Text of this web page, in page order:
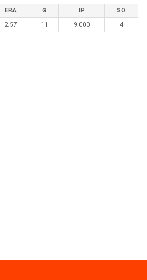
ERA G IP SO
2.57 11 9.000 4